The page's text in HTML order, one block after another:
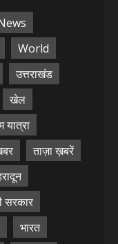
World
उत्तराखंड
खेल
यात्रा
ताज़ा ख़बरें
सरकार
भारत